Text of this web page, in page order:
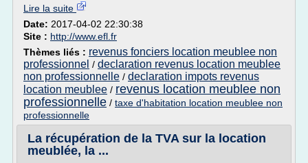
Lire la suite
Date: 2017-04-02 22:30:38
Site : http://www.efl.fr
Thèmes liés : revenus fonciers location meublee non
professionnel / declaration revenus location meublee
non professionnelle / declaration impots revenus
location meublee / revenus location meublee non
professionnelle / taxe d'habitation location meublee non
professionnelle
La récupération de la TVA sur la location
meublée, la ...